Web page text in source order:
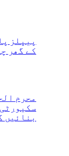
پیپلز
کے گھر
محرم
بنائیں